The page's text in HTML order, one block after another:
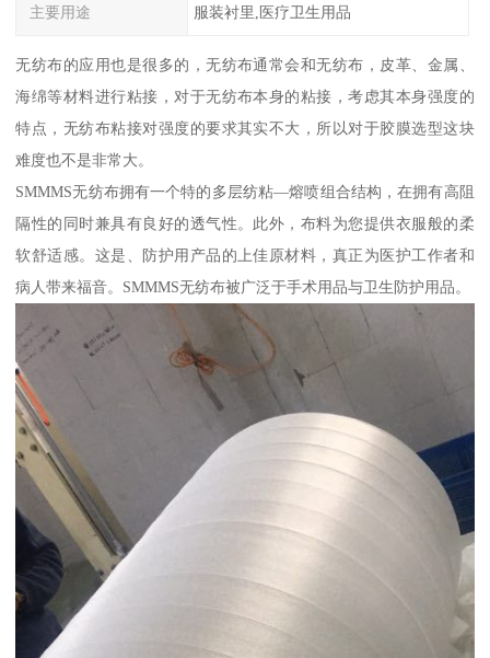
主要用途 服装衬里,医疗卫生用品
无纺布的应用也是很多的，无纺布通常会和无纺布，皮革、金属、
海绵等材料进行粘接，对于无纺布本身的粘接，考虑其本身强度的
特点，无纺布粘接对强度的要求其实不大，所以对于胶膜选型这块
难度也不是非常大。
SMMMS无纺布拥有一个特的多层纺粘—熔喷组合结构，在拥有高阻
隔性的同时兼具有良好的透气性。此外，布料为您提供衣服般的柔
软舒适感。这是、防护用产品的上佳原材料，真正为医护工作者和
病人带来福音。SMMMS无纺布被广泛于手术用品与卫生防护用品。